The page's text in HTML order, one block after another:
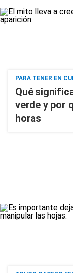
PARA TENER EN
Qué
verde y por
horas